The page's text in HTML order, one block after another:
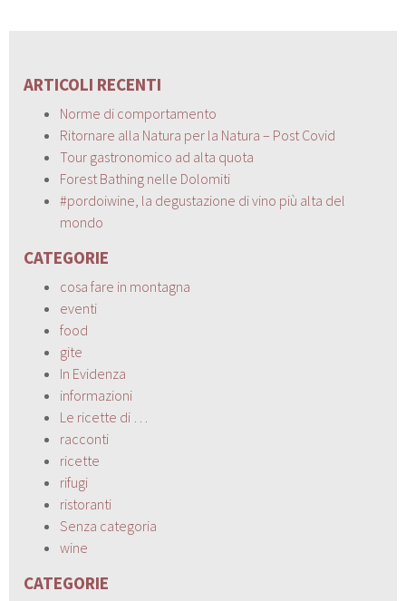
ARTICOLI RECENTI
Norme di comportamento
Ritornare alla Natura per la Natura – Post Covid
Tour gastronomico ad alta quota
Forest Bathing nelle Dolomiti
#pordoiwine, la degustazione di vino più alta del
mondo
CATEGORIE
cosa fare in montagna
eventi
food
gite
In Evidenza
informazioni
Le ricette di …
racconti
ricette
rifugi
ristoranti
Senza categoria
wine
CATEGORIE